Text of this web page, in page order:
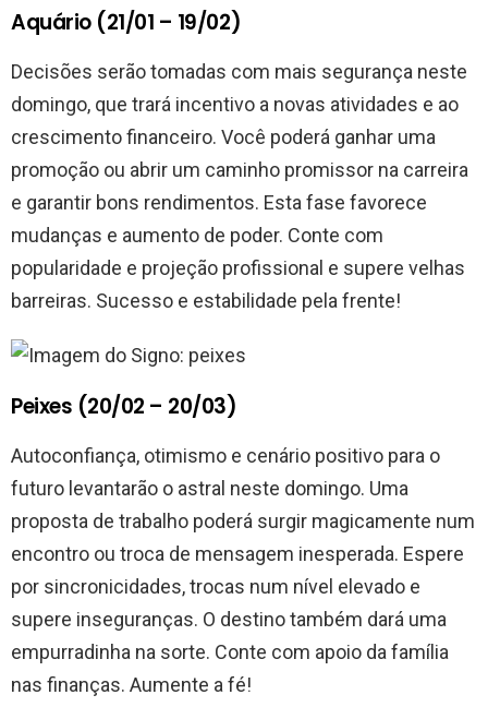
Aquário (21/01 – 19/02)
Decisões serão tomadas com mais segurança neste
domingo, que trará incentivo a novas atividades e ao
crescimento financeiro. Você poderá ganhar uma
promoção ou abrir um caminho promissor na carreira
e garantir bons rendimentos. Esta fase favorece
mudanças e aumento de poder. Conte com
popularidade e projeção profissional e supere velhas
barreiras. Sucesso e estabilidade pela frente!
Peixes (20/02 – 20/03)
Autoconfiança, otimismo e cenário positivo para o
futuro levantarão o astral neste domingo. Uma
proposta de trabalho poderá surgir magicamente num
encontro ou troca de mensagem inesperada. Espere
por sincronicidades, trocas num nível elevado e
supere inseguranças. O destino também dará uma
empurradinha na sorte. Conte com apoio da família
nas finanças. Aumente a fé!